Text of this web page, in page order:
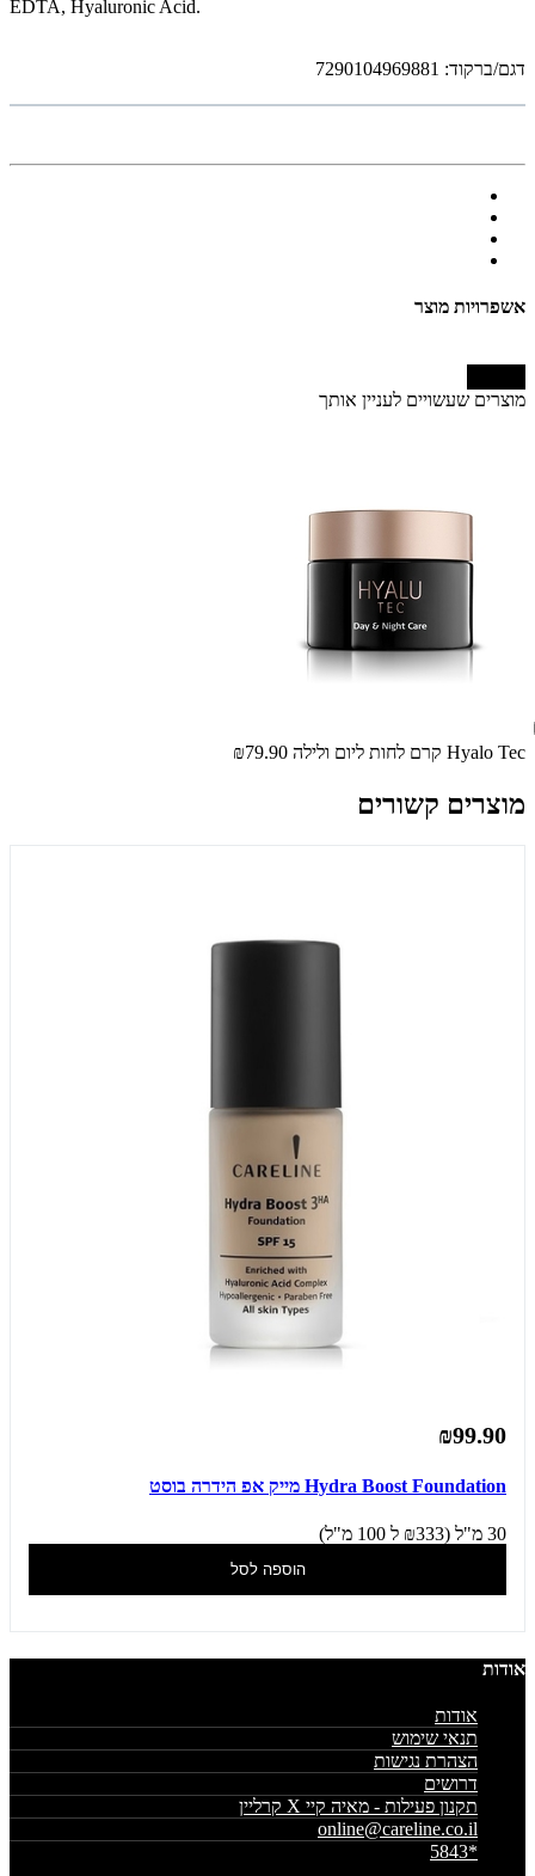
EDTA, Hyaluronic Acid.
דגם/ברקוד: 7290104969881
אשפרויות מוצר
מוצרים שעשויים לעניין אותך
Hyalo Tec קרם לחות ליום ולילה ₪79.90
מוצרים קשורים
₪99.90
Hydra Boost Foundation מייק אפ הידרה בוסט
30 מ"ל (₪333 ל 100 מ"ל)
הוספה לסל
אודות
אודות
תנאי שימוש
הצהרת נגישות
דרושים
תקנון פעילות - מאיה קיי X קרליין
online@careline.co.il
*5843